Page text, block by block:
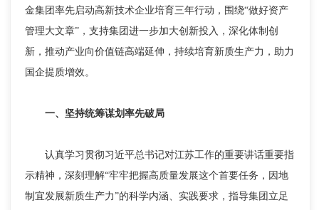
金集团率先启动高新技术企业培育三年行动，围绕“做好资产
管理大文章”，支持集团进一步加大创新投入，深化体制创
新，推动产业向价值链高端延伸，持续培育新质生产力，助力
国企提质增效。
一、坚持统筹谋划率先破局
认真学习贯彻习近平总书记对江苏工作的重要讲话重要指
示精神，深刻理解“牢牢把握高质量发展这个首要任务，因地
制宜发展新质生产力”的科学内涵、实践要求，指导集团立足